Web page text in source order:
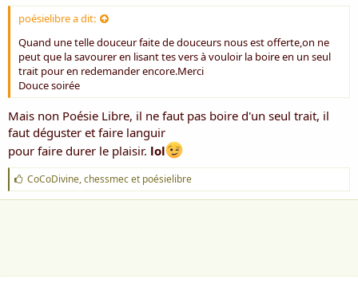
poésielibre a dit:
Quand une telle douceur faite de douceurs nous est offerte,on ne
peut que la savourer en lisant tes vers à vouloir la boire en un seul
trait pour en redemander encore.Merci
Douce soirée
Mais non Poésie Libre, il ne faut pas boire d'un seul trait, il
faut déguster et faire languir
pour faire durer le plaisir. lol
J
'
a
CoCoDivine,chessmecet poésielibre